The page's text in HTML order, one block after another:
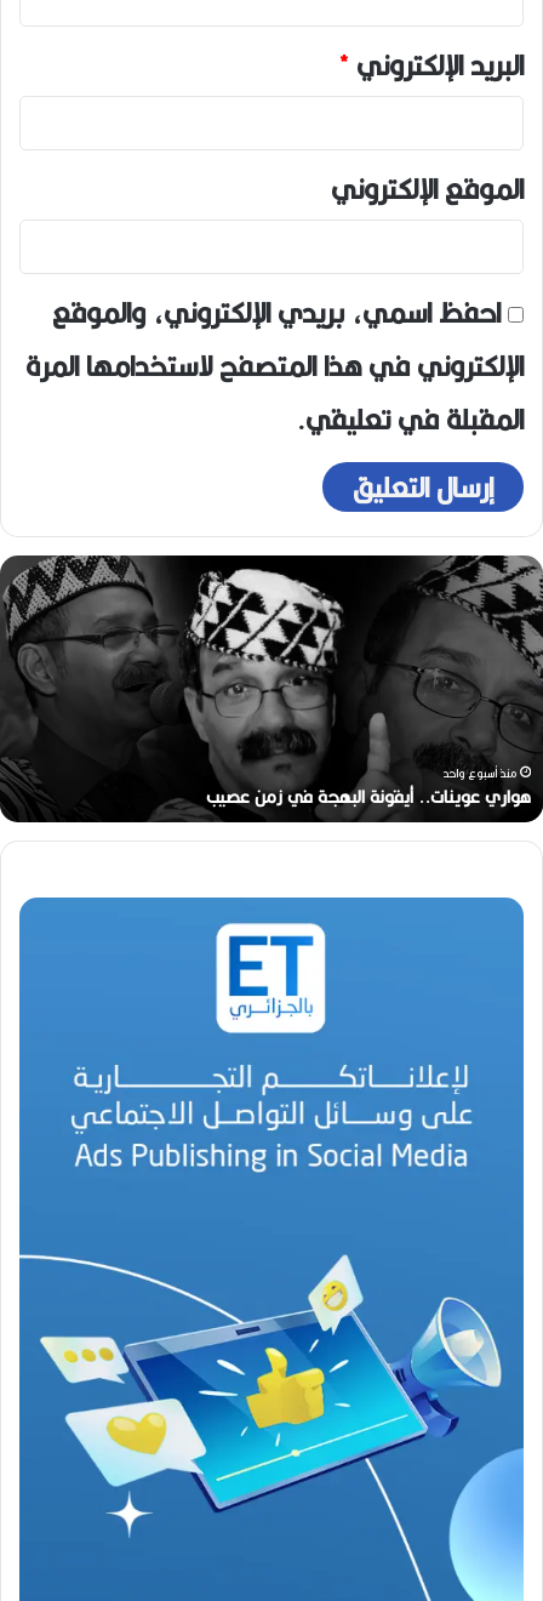
البريد الإلكتروني*
الموقع الإلكتروني
احفظ اسمي، بريدي الإلكتروني، والموقع
الإلكتروني في هذا المتصفح لاستخدامها المرة
المقبلة في تعليقي.
ر
ا
ل
م
خ
ر
ج
ا
ل
د
د
ا
ل
أ
م
ي
ب
ا
ح
(
1
9
4
6
-
منذ أسبوعين
رحيل المخرج القدير محمد الأمين مرباح (1946-2026)